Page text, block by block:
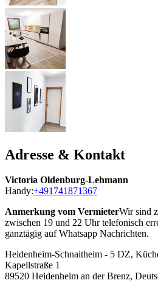
Adresse & Kontakt
Victoria Oldenburg-Lehmann
Handy:+491741871367
Anmerkung vom VermieterWir sind
zwischen 19 und 22 Uhr telefonisch
ganztägig auf Whatsapp Nachrichten.
Heidenheim-Schnaitheim - 5 DZ,
Kapellstraße 1
89520 Heidenheim an der Brenz,